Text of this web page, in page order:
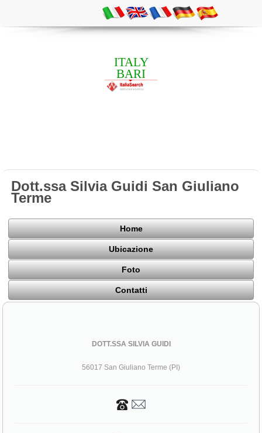
ITALY
BARI
Dott.ssa Silvia Guidi San Giuliano
Terme
Home
Ubicazione
Foto
Contatti
DOTT.SSA SILVIA GUIDI
56017 San Giuliano Terme (PI)